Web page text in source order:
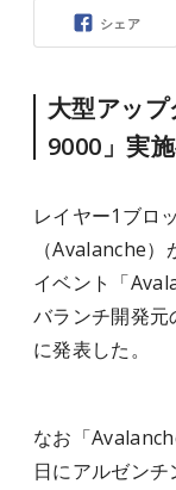
シェア
大型アッ
9000」実
レイヤー1ブロ
（Avalanche
イベント「
バランチ開発
に発表した。
なお「
日にアルゼン